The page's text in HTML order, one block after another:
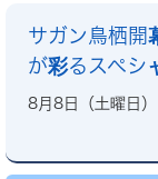
サガン鳥栖
が彩るスペシ
8月8日（土曜日